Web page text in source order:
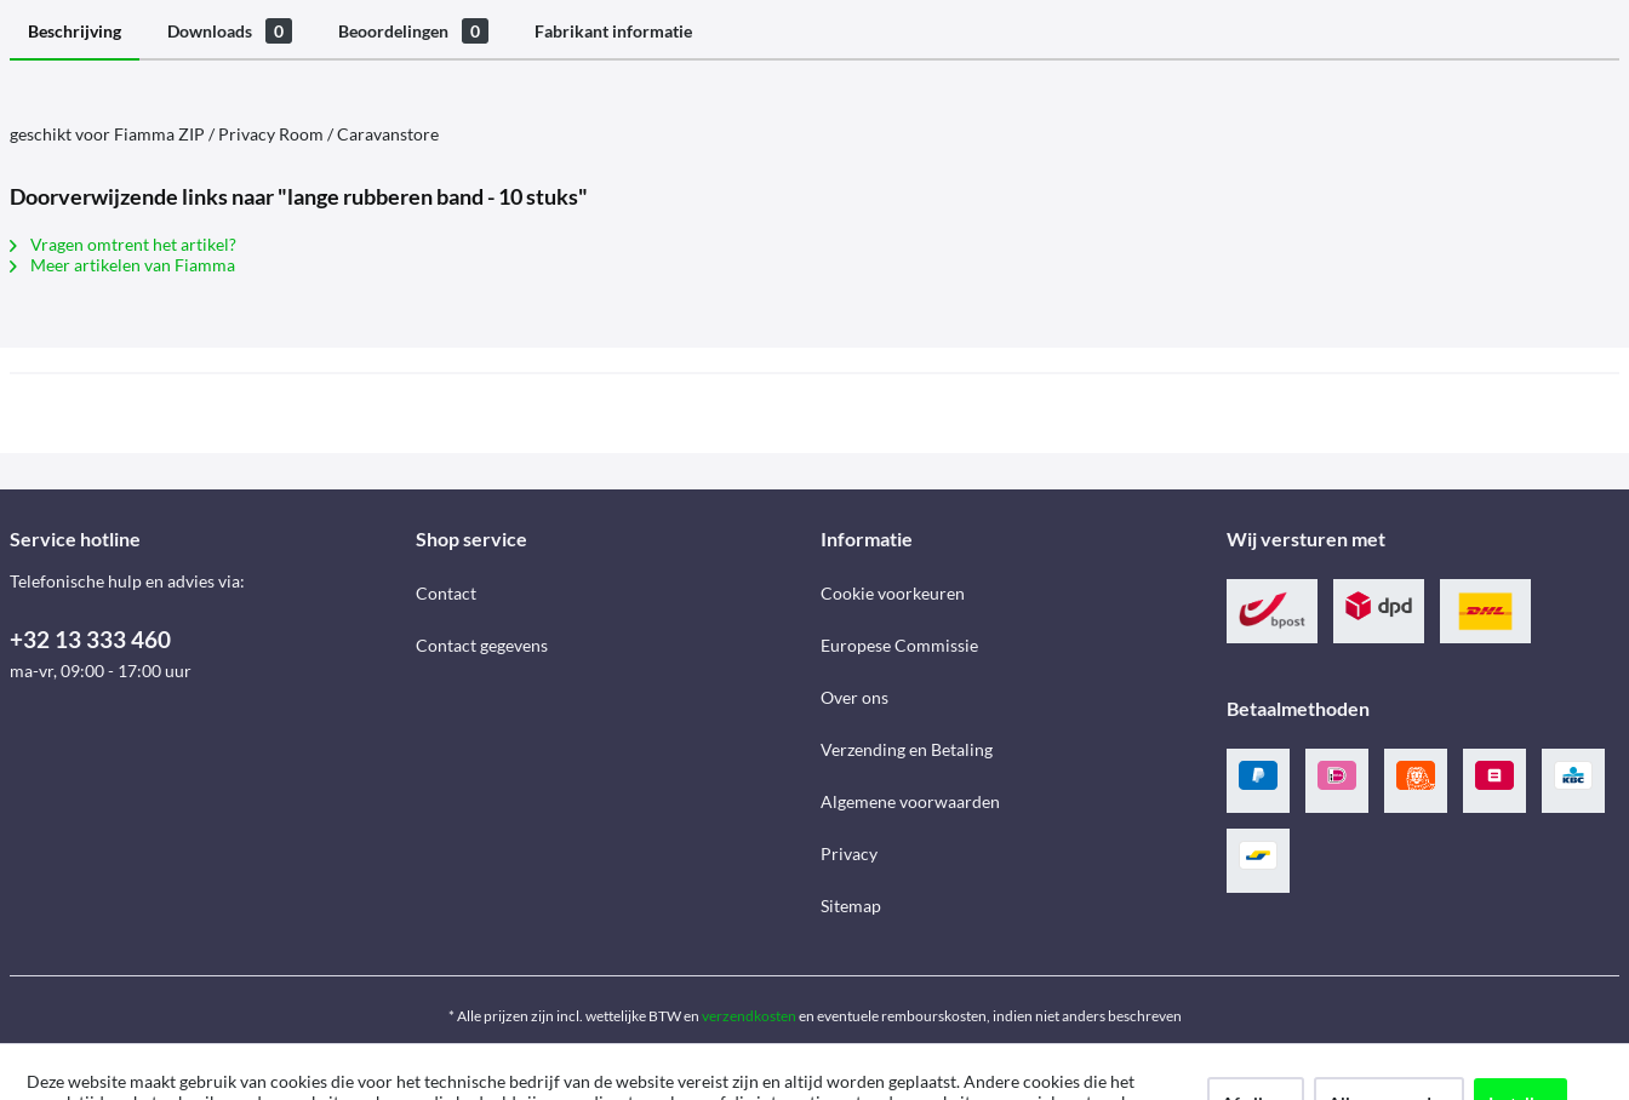
Beschrijving Downloads 0 Beoordelingen 0 Fabrikant informatie
geschikt voor Fiamma ZIP / Privacy Room / Caravanstore
Doorverwijzende links naar "lange rubberen band - 10 stuks"
Vragen omtrent het artikel?
Meer artikelen van Fiamma
Service hotline
Telefonische hulp en advies via:
+32 13 333 460
ma-vr, 09:00 - 17:00 uur
Shop service
Contact
Contact gegevens
Informatie
Cookie voorkeuren
Europese Commissie
Over ons
Verzending en Betaling
Algemene voorwaarden
Privacy
Sitemap
Wij versturen met
Betaalmethoden
* Alle prijzen zijn incl. wettelijke BTW en verzendkosten en eventuele rembourskosten, indien niet anders beschreven
Deze website maakt gebruik van cookies die voor het technische bedrijf van de website vereist zijn en altijd worden geplaatst. Andere cookies die het